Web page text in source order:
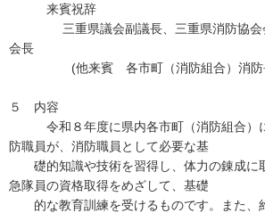
来賓祝辞
三重県議会副議長、三重県消防協会会
会長
(他来賓 各市町（消防組合）消防
５ 内容
令和８年度に県内各市町（消防組合）
防職員が、消防職員として必要な基
礎的知識や技術を習得し、体力の錬成に
急隊員の資格取得をめざして、基礎
的な教育訓練を受けるものです。また、